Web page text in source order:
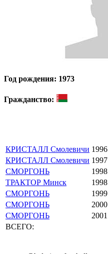
Год рождения: 1973
Гражданство:
КРИСТАЛЛ Смолевичи 1996
КРИСТАЛЛ Смолевичи 1997
СМОРГОНЬ
1998
ТРАКТОР Минск
1998
СМОРГОНЬ
1999
СМОРГОНЬ
2000
СМОРГОНЬ
2001
ВСЕГО: